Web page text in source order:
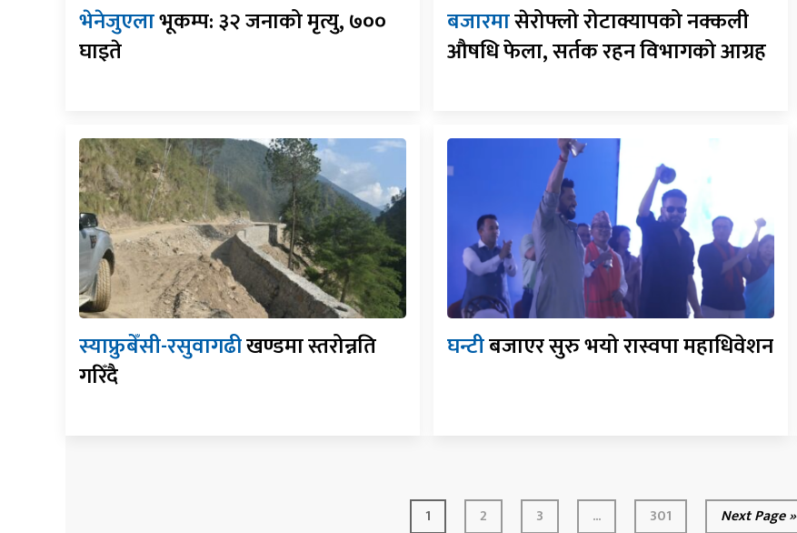
भेनेजुएलाभूकम्प: ३२ जनाको मृत्यु, ७००
घाइते
बजारमासेरोफ्लो रोटाक्यापको नक्कली
औषधि फेला, सर्तक रहन विभागको आग्रह
स्याफ्रुबेँसी-रसुवागढीखण्डमा स्तरोन्नति
गरिँदै
घन्टीबजाएर सुरु भयो रास्वपा महाधिवेशन
1 2 3 ... 301 Next Page »